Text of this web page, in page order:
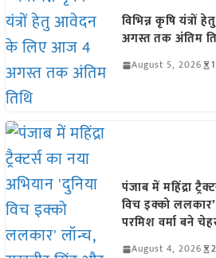
विभिन्न कृषि
अगस्त तक अंतिम
August 5, 2026
पंजाब में महिंद्रा
विच इक्को
परमिश वर्मा बने
August 4, 2026